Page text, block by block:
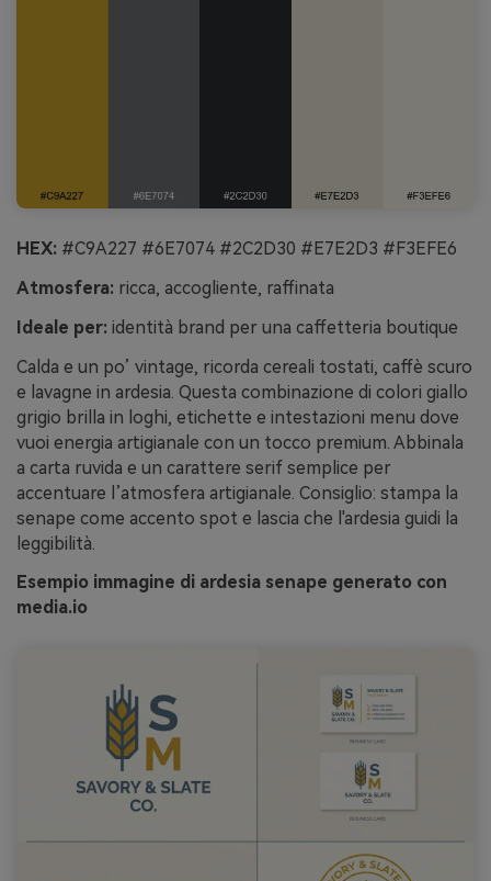
HEX: #C9A227 #6E7074 #2C2D30 #E7E2D3 #F3EFE6
Atmosfera: ricca, accogliente, raffinata
Ideale per: identità brand per una caffetteria boutique
Calda e un po’ vintage, ricorda cereali tostati, caffè scuro
e lavagne in ardesia. Questa combinazione di colori giallo
grigio brilla in loghi, etichette e intestazioni menu dove
vuoi energia artigianale con un tocco premium. Abbinala
a carta ruvida e un carattere serif semplice per
accentuare l’atmosfera artigianale. Consiglio: stampa la
senape come accento spot e lascia che l'ardesia guidi la
leggibilità.
Esempio immagine di ardesia senape generato con
media.io